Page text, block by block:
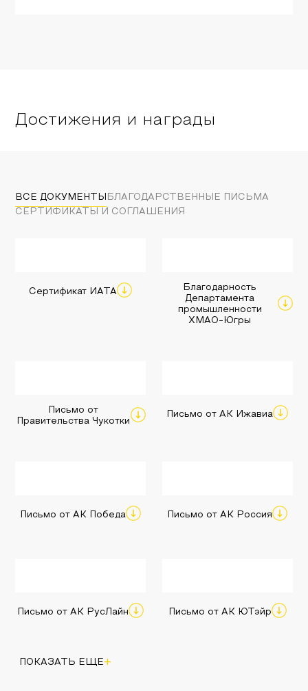
Достижения и награды
ВСЕ ДОКУМЕНТЫ БЛАГОДАРСТВЕННЫЕ ПИСЬМА
СЕРТИФИКАТЫ И СОГЛАШЕНИЯ
Сертификат ИАТА
Благодарность
Департамента
промышленности
ХМАО-Югры
Письмо от
Правительства Чукотки
Письмо от АК Ижавиа
Письмо от АК Победа Письмо от АК Россия
Письмо от АК РусЛайн Письмо от АК ЮТэйр
ПОКАЗАТЬ ЕЩЕ+